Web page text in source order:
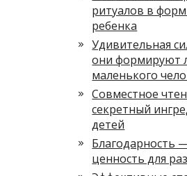
ритуалов в
ребенка
Удивительная
они формируют
маленького
Совместное
секретный
детей
Благодарность
ценность для